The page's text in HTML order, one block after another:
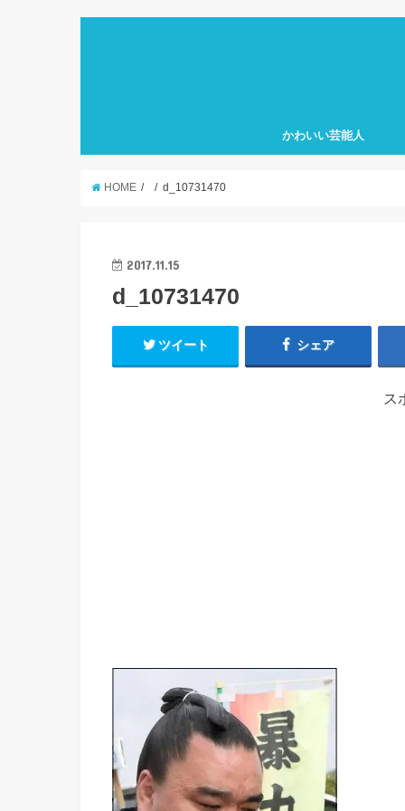
かわいい芸能人
HOME d_10731470
2017.11.15
d_10731470
ツイート シェア
ス